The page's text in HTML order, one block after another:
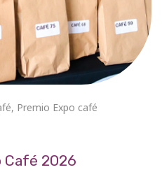
, Premio Expo café
Café 2026